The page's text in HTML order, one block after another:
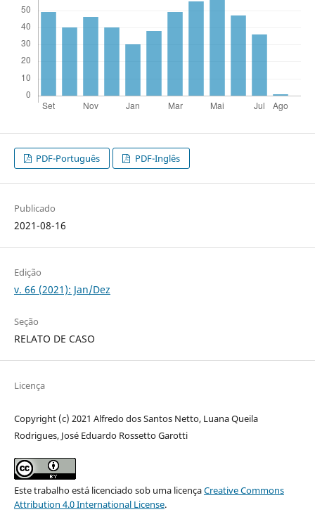
PDF-Português PDF-Inglês
Publicado
2021-08-16
Edição
v. 66 (2021): Jan/Dez
Seção
RELATO DE CASO
Licença
Copyright (c) 2021 Alfredo dos Santos Netto, Luana Queila
Rodrigues, José Eduardo Rossetto Garotti
Este trabalho está licenciado sob uma licençaCreative Commons
Attribution 4.0 International License.